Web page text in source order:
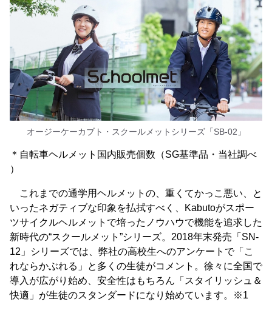
オージーケーカブト・スクールメットシリーズ「SB-02」
＊自転車ヘルメット国内販売個数（SG基準品・当社調べ
）
これまでの通学用ヘルメットの、重くてかっこ悪い、と
いったネガティブな印象を払拭すべく、Kabutoがスポー
ツサイクルヘルメットで培ったノウハウで機能を追求した
新時代の“スクールメット”シリーズ。2018年末発売「SN-
12」シリーズでは、弊社の高校生へのアンケートで「こ
れならかぶれる」と多くの生徒がコメント。徐々に全国で
導入が広がり始め、安全性はもちろん「スタイリッシュ＆
快適」が生徒のスタンダードになり始めています。※1